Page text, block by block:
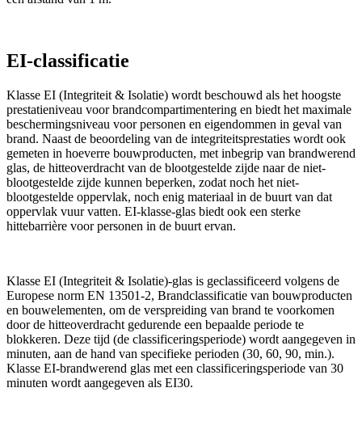
EI-classificatie
Klasse EI (Integriteit & Isolatie) wordt beschouwd als het hoogste
prestatieniveau voor brandcompartimentering en biedt het maximale
beschermingsniveau voor personen en eigendommen in geval van
brand. Naast de beoordeling van de integriteitsprestaties wordt ook
gemeten in hoeverre bouwproducten, met inbegrip van brandwerend
glas, de hitteoverdracht van de blootgestelde zijde naar de niet-
blootgestelde zijde kunnen beperken, zodat noch het niet-
blootgestelde oppervlak, noch enig materiaal in de buurt van dat
oppervlak vuur vatten. EI-klasse-glas biedt ook een sterke
hittebarrière voor personen in de buurt ervan.
Klasse EI (Integriteit & Isolatie)-glas is geclassificeerd volgens de
Europese norm EN 13501-2, Brandclassificatie van bouwproducten
en bouwelementen, om de verspreiding van brand te voorkomen
door de hitteoverdracht gedurende een bepaalde periode te
blokkeren. Deze tijd (de classificeringsperiode) wordt aangegeven in
minuten, aan de hand van specifieke perioden (30, 60, 90, min.).
Klasse EI-brandwerend glas met een classificeringsperiode van 30
minuten wordt aangegeven als EI30.